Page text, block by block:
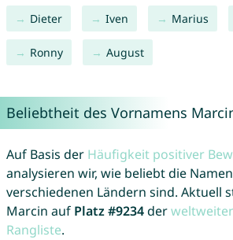
Dieter Iven Marius
Ronny August
Beliebtheit des Vornamens
Auf Basis der Häufigkeit positiver
analysieren wir, wie beliebt die
verschiedenen Ländern sind. Aktuell
Marcin auf Platz #9234der
Rangliste.